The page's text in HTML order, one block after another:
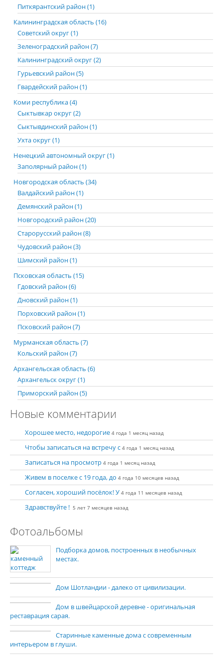
Питкярантский район (1)
Калининградская область (16)
Советский округ (1)
Зеленоградский район (7)
Калининградский округ (2)
Гурьевский район (5)
Гвардейский район (1)
Коми республика (4)
Сыктывкар округ (2)
Сыктывдинский район (1)
Ухта округ (1)
Ненецкий автономный округ (1)
Заполярный район (1)
Новгородская область (34)
Валдайский район (1)
Демянский район (1)
Новгородский район (20)
Старорусский район (8)
Чудовский район (3)
Шимский район (1)
Псковская область (15)
Гдовский район (6)
Дновский район (1)
Порховский район (1)
Псковский район (7)
Мурманская область (7)
Кольский район (7)
Архангельская область (6)
Архангельск округ (1)
Приморский район (5)
Новые комментарии
Хорошее место, недорогие 4 года 1 месяц назад
Чтобы записаться на встречу с 4 года 1 месяц назад
Записаться на просмотр 4 года 1 месяц назад
Живем в поселке с 19 года, до 4 года 10 месяцев назад
Согласен, хороший посёлок! У 4 года 11 месяцев назад
Здравствуйте ! 5 лет 7 месяцев назад
Фотоальбомы
Подборка домов, построенных в необычных
местах.
Дом Шотландии - далеко от цивилизации.
Дом в швейцарской деревне - оригинальная
реставрация сарая.
Старинные каменные дома с современным
интерьером в глуши.